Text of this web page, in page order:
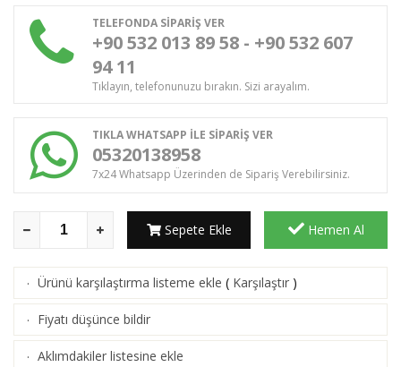
TELEFONDA SİPARİŞ VER
+90 532 013 89 58 - +90 532 607
94 11
Tıklayın, telefonunuzu bırakın. Sizi arayalım.
TIKLA WHATSAPP İLE SİPARİŞ VER
05320138958
7x24 Whatsapp Üzerinden de Sipariş Verebilirsiniz.
Sepete Ekle Hemen Al
· Ürünü karşılaştırma listeme ekle ( Karşılaştır )
· Fiyatı düşünce bildir
· Aklımdakiler listesine ekle